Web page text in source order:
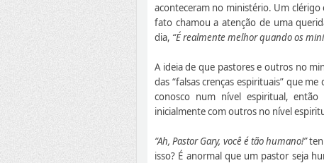
aconteceram no ministério. Um
fato chamou a atenção de uma
dia, “É realmente melhor quando os
A ideia de que pastores e outros no
das “falsas crenças espirituais” que
conosco num nível espiritual,
inicialmente com outros no nível
“Ah, Pastor Gary, você é tão humano!”
isso? É anormal que um pastor seja